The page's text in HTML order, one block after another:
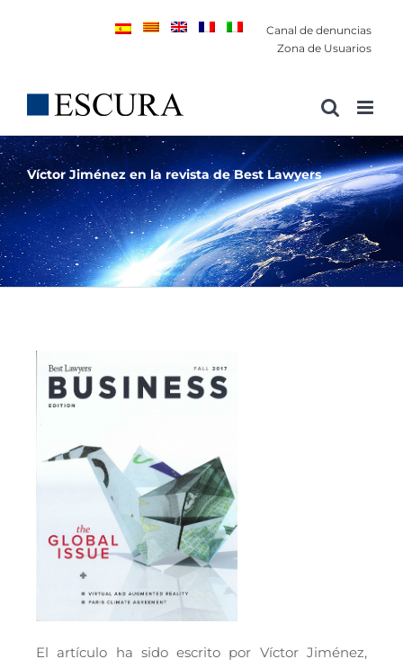
Canal de denuncias
Zona de Usuarios
Víctor Jiménez en la revista de Best Lawyers
El artículo ha sido escrito por Víctor Jiménez,